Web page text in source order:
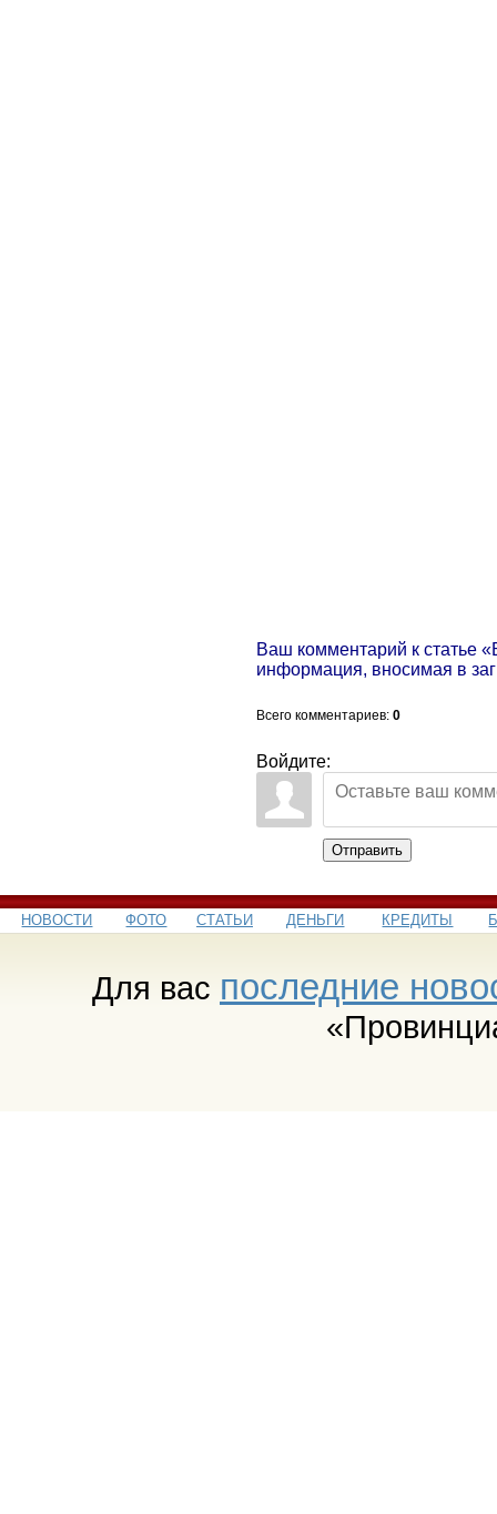
Ваш комментарий к статье
информация, вносимая в
Всего комментариев: 0
Войдите:
Отправить
НОВОСТИ ФОТО СТАТЬИ ДЕНЬГИ КРЕДИТЫ
Для вас последние